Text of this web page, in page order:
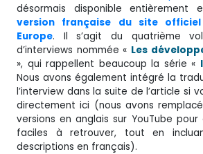
désormais disponible entièrement
version française du site
Europe. Il s’agit du quatrième
d’interviews nommée « Les
», qui rappellent beaucoup la série «
Nous avons également intégré la
l’interview dans la suite de l’article si
directement ici (nous avons
versions en anglais sur YouTube pour
faciles à retrouver, tout en
descriptions en français).